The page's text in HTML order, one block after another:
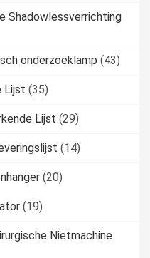
Shadowlessverrichting
onderzoeklamp (43)
Lijst (35)
Lijst (29)
(14)
(20)
(19)
Nietmachine